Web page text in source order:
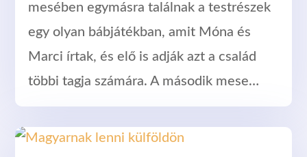
mesében egymásra találnak a testrészek
egy olyan bábjátékban, amit Móna és
Marci írtak, és elő is adják azt a család
többi tagja számára. A második mese…